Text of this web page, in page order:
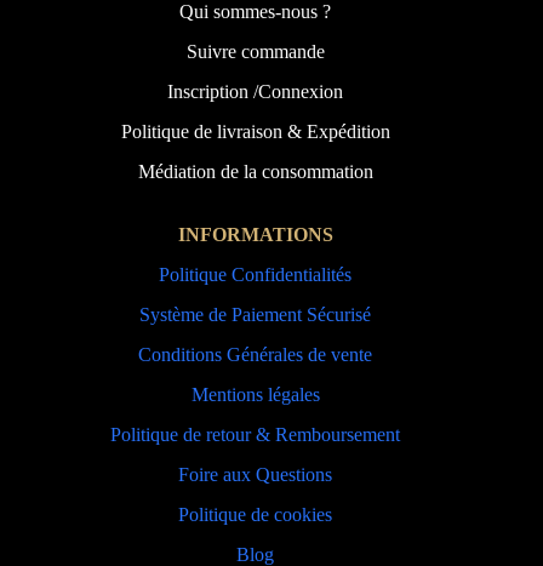
Qui sommes-nous ?
Suivre commande
Inscription /Connexion
Politique de livraison & Expédition
Médiation de la consommation
INFORMATIONS
Politique Confidentialités
Système de Paiement Sécurisé
Conditions Générales de vente
Mentions légales
Politique de retour & Remboursement
Foire aux Questions
Politique de cookies
Blog